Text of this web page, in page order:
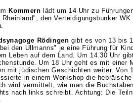
Kommern lädt um 14 Uhr zu
den Verteidigungsbunker
Rödingen gibt es von 13 bis
den Ullmanns" je eine Führung für
Leben auf dem Land. Um 14.30 Uhr
Um 18 Uhr geht es mit einer
mit jüdischen Geschichten weiter. Von
in einem Workshop die
wird vermittelt, wie man die
nach links schreibt. Achtung: Die